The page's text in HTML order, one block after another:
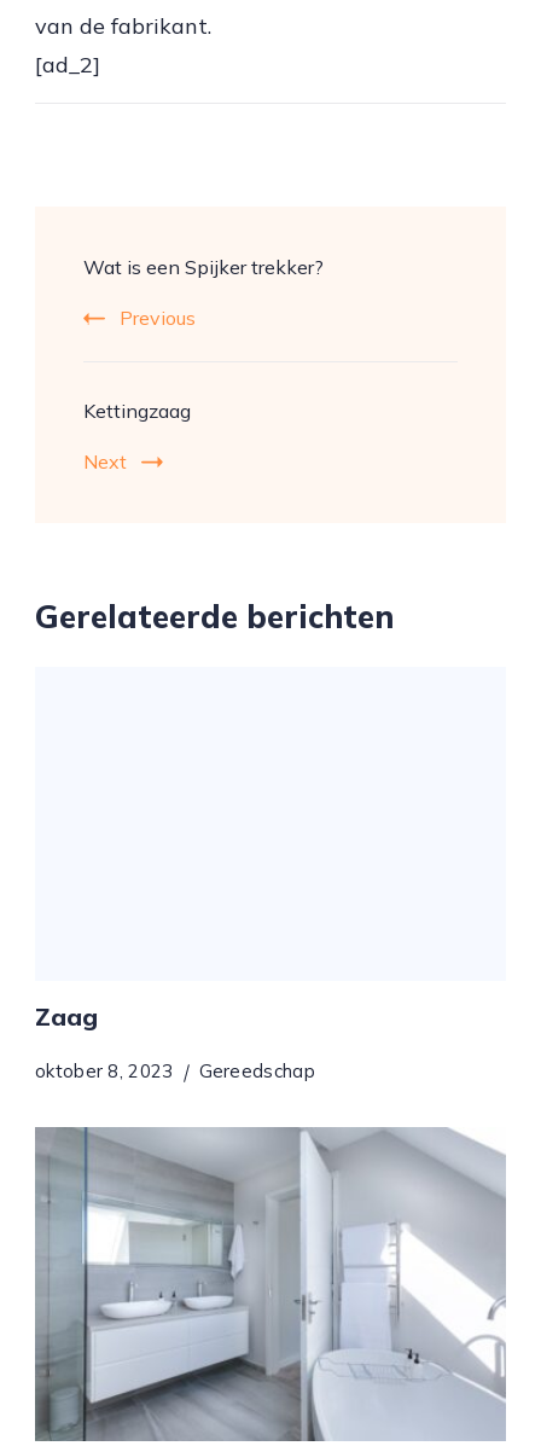
van de fabrikant.
[ad_2]
Navigation
Wat is een Spijker trekker?
Previous
Kettingzaag
Next
Gerelateerde berichten
Zaag
oktober 8, 2023 Gereedschap